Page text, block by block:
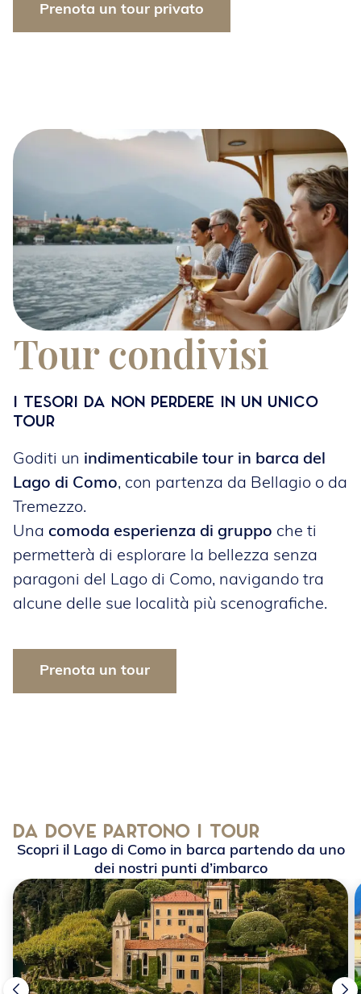
Prenota un tour privato
Tour condivisi
Goditi un indimenticabile tour in barca del
Lago di Como, con partenza da Bellagio o da
Tremezzo.
Una comoda esperienza di gruppo che ti
permetterà di esplorare la bellezza senza
paragoni del Lago di Como, navigando tra
alcune delle sue località più scenografiche.
I tesori da non perdere in un unico
tour
Prenota un tour
Da Dove partono I tour
Scopri il Lago di Como in barca partendo da uno
dei nostri punti d’imbarco